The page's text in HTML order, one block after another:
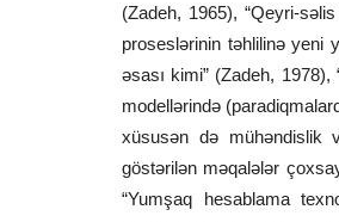
(Zadeh, 1965), “Qeyri-
proseslərinin təhlilinə yeni
əsası kimi” (Zadeh,
modellərində
xüsusən də mühəndislik
göstərilən məqalələr
“Yumşaq hesablama